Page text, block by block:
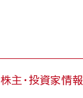
株主・投資家情報